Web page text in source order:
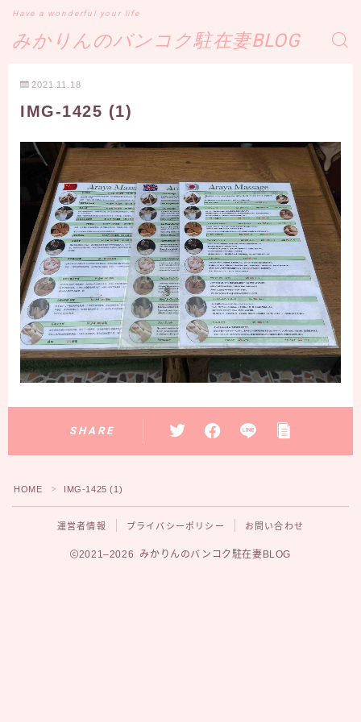
みかりんのバンコク駐在妻BLOG
Have a wonderful your life
2021.11.18
IMG-1425 (1)
SHARE
HOME ＞ IMG-1425 (1)
運営者情報 プライバシーポリシー お問い合わせ
2021–2026 みかりんのバンコク駐在妻BLOG